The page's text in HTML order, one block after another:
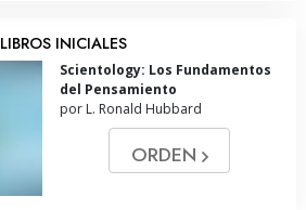
LIBROS INICIALES
Scientology: Los Fundamentos
del Pensamiento
por L. Ronald Hubbard
ORDEN